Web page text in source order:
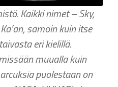
Kaikki nimet – Sky,
samoin kuin itse
eri kielillä.
muualla kuin
puolestaan on